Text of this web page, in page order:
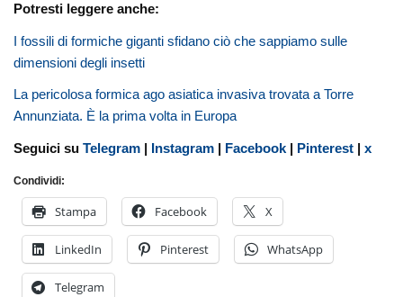
Potresti leggere anche:
I fossili di formiche giganti sfidano ciò che sappiamo sulle
dimensioni degli insetti
La pericolosa formica ago asiatica invasiva trovata a Torre
Annunziata. È la prima volta in Europa
Seguici suTelegram | Instagram | Facebook | Pinterest |x
Condividi:
Stampa Facebook X
LinkedIn Pinterest WhatsApp
Telegram